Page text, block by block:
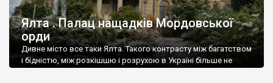
Ялта . Палац нащадків Мордовської
орди
Дивне місто все таки Ялта. Такого контрасту між багатством
і бідністю, між розкішшю і розрухою в Україні більше не